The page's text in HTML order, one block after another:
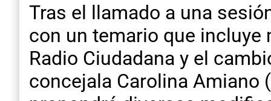
Tras el llamado a una
con un temario que
Radio Ciudadana y el
concejala Carolina Amiano